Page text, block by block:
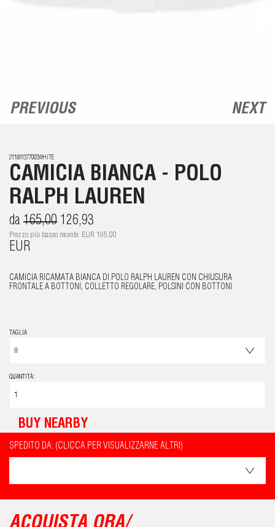
PREVIOUS NEXT
211891377003WHITE
CAMICIA BIANCA - POLO
RALPH LAUREN
da 165,00 126,93
Prezzo più basso recente: EUR 165,00
EUR
CAMICIA RICAMATA BIANCA DI POLO RALPH LAUREN CON CHIUSURA
FRONTALE A BOTTONI, COLLETTO REGOLARE, POLSINI CON BOTTONI
TAGLIA
QUANTITÀ:
BUY NEARBY
SPEDITO DA: (CLICCA PER VISUALIZZARNE ALTRI)